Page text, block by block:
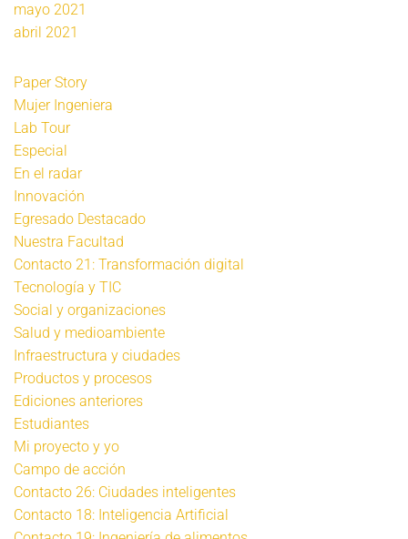
mayo 2021
abril 2021
Paper Story
Mujer Ingeniera
Lab Tour
Especial
En el radar
Innovación
Egresado Destacado
Nuestra Facultad
Contacto 21: Transformación digital
Tecnología y TIC
Social y organizaciones
Salud y medioambiente
Infraestructura y ciudades
Productos y procesos
Ediciones anteriores
Estudiantes
Mi proyecto y yo
Campo de acción
Contacto 26: Ciudades inteligentes
Contacto 18: Inteligencia Artificial